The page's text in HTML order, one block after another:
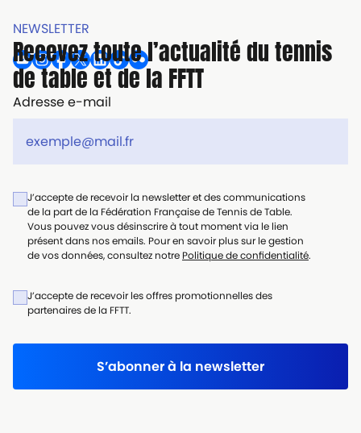
NEWSLETTER
Recevez toute l’actualité du tennis
de table et de la FFTT
Adresse e-mail
J’accepte de recevoir la newsletter et des communications
de la part de la Fédération Française de Tennis de Table.
Vous pouvez vous désinscrire à tout moment via le lien
présent dans nos emails. Pour en savoir plus sur le gestion
de vos données, consultez notre Politique de confidentialité.
J’accepte de recevoir les offres promotionnelles des
partenaires de la FFTT.
S’abonner à la newsletter